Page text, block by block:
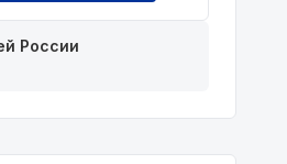
России